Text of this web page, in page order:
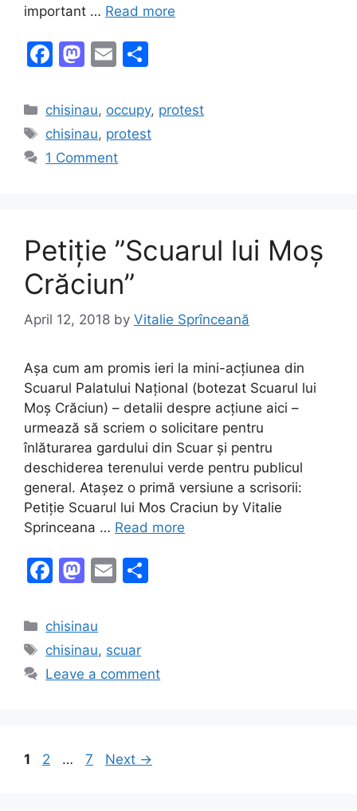
important … Read more
F
c
e
b
M
st
o
d
E
ai
l
ar
e
Categories
chisinau, occupy, protest
Tags
chisinau, protest
1 Comment
Petiție ”Scuarul lui Moș
Crăciun”
April 12, 2018 by Vitalie Sprînceană
Așa cum am promis ieri la mini-acțiunea din
Scuarul Palatului Național (botezat Scuarul lui
Moș Crăciun) – detalii despre acțiune aici –
urmează să scriem o solicitare pentru
înlăturarea gardului din Scuar și pentru
deschiderea terenului verde pentru publicul
general. Atașez o primă versiune a scrisorii:
Petiție Scuarul lui Mos Craciun by Vitalie
Sprinceana … Read more
F
c
e
b
M
st
o
d
E
l
Categories
chisinau
Tags
chisinau, scuar
Leave a comment
Page
1 Page
2 … Page
7 Next →